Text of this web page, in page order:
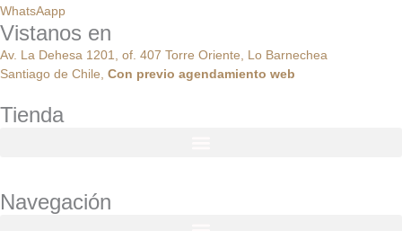
WhatsAapp
Vistanos en
Av. La Dehesa 1201, of. 407 Torre Oriente, Lo Barnechea
Santiago de Chile, Con previo agendamiento web
Tienda
Navegación